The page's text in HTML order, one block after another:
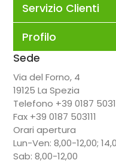
Servizio Clienti
Profilo
Sede
Via del Forno, 4
19125 La Spezia
Telefono +39 0187
Fax +39 0187 503111
Orari apertura
Lun-Ven: 8,00-12,00;
Sab: 8,00-12,00